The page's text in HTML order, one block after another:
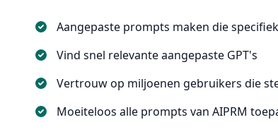
Aangepaste prompts maken die
Vind snel relevante aangepaste GPT's
Vertrouw op miljoenen gebruikers die
Moeiteloos alle prompts van AIPRM